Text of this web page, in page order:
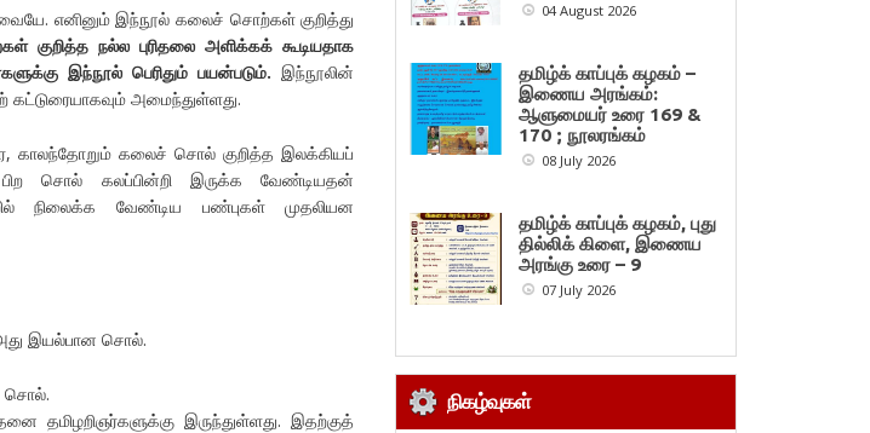
எனினும் இந்நூல் கலைச் சொற்கள் குறித்து
குறித்த நல்ல புரிதலை அளிக்கக் கூடியதாக
இந்நூல் பெரிதும் பயன்படும். இந்நூலின்
கட்டுரையாகவும் அமைந்துள்ளது.
காலந்தோறும் கலைச் சொல் குறித்த இலக்கியப்
சொல் கலப்பின்றி இருக்க வேண்டியதன்
நிலைக்க வேண்டிய பண்புகள் முதலியன
இயல்பான சொல்.
சொல்.
இருந்துள்ளது. இதற்குத்
04 August 2026
தமிழ்க் காப்புக் கழகம் –
இணைய அரங்கம்:
ஆளுமையர் உரை 169 &
170 ; நூலரங்கம்
08 July 2026
தமிழ்க் காப்புக் கழகம், புது
தில்லிக் கிளை, இணைய
அரங்கு உரை – 9
07 July 2026
நிகழ்வுகள்